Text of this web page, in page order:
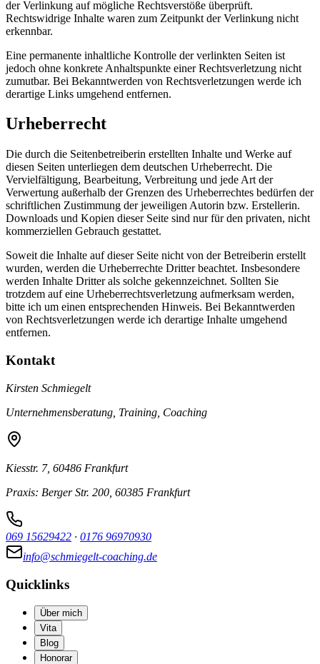
der Verlinkung auf mögliche Rechtsverstöße überprüft.
Rechtswidrige Inhalte waren zum Zeitpunkt der Verlinkung nicht
erkennbar.
Eine permanente inhaltliche Kontrolle der verlinkten Seiten ist
jedoch ohne konkrete Anhaltspunkte einer Rechtsverletzung nicht
zumutbar. Bei Bekanntwerden von Rechtsverletzungen werde ich
derartige Links umgehend entfernen.
Urheberrecht
Die durch die Seitenbetreiberin erstellten Inhalte und Werke auf
diesen Seiten unterliegen dem deutschen Urheberrecht. Die
Vervielfältigung, Bearbeitung, Verbreitung und jede Art der
Verwertung außerhalb der Grenzen des Urheberrechtes bedürfen der
schriftlichen Zustimmung der jeweiligen Autorin bzw. Erstellerin.
Downloads und Kopien dieser Seite sind nur für den privaten, nicht
kommerziellen Gebrauch gestattet.
Soweit die Inhalte auf dieser Seite nicht von der Betreiberin erstellt
wurden, werden die Urheberrechte Dritter beachtet. Insbesondere
werden Inhalte Dritter als solche gekennzeichnet. Sollten Sie
trotzdem auf eine Urheberrechtsverletzung aufmerksam werden,
bitte ich um einen entsprechenden Hinweis. Bei Bekanntwerden
von Rechtsverletzungen werde ich derartige Inhalte umgehend
entfernen.
Kontakt
Kirsten Schmiegelt
Unternehmensberatung, Training, Coaching
Kiesstr. 7, 60486 Frankfurt
Praxis: Berger Str. 200, 60385 Frankfurt
069 15629422 · 0176 96970930
info@schmiegelt-coaching.de
Quicklinks
Über mich
Vita
Blog
Honorar